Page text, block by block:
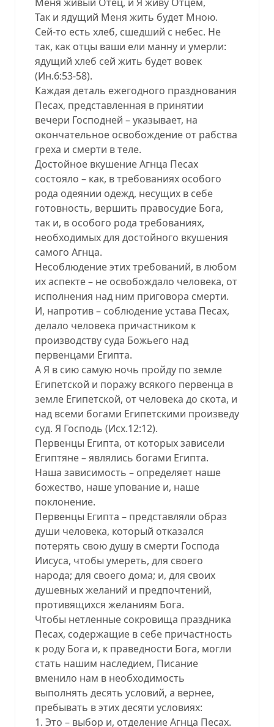
Так и ядущий Меня жить будет Мною.
Сей-то есть хлеб, сшедший с небес. Не
так, как отцы ваши ели манну и умерли:
ядущий хлеб сей жить будет вовек
(Ин.6:53-58).
Каждая деталь ежегодного празднования
Песах, представленная в принятии
вечери Господней – указывает, на
окончательное освобождение от рабства
греха и смерти в теле.
Достойное вкушение Агнца Песах
состояло – как, в требованиях особого
рода одеянии одежд, несущих в себе
готовность, вершить правосудие Бога,
так и, в особого рода требованиях,
необходимых для достойного вкушения
самого Агнца.
Несоблюдение этих требований, в любом
их аспекте – не освобождало человека, от
исполнения над ним приговора смерти.
И, напротив – соблюдение устава Песах,
делало человека причастником к
производству суда Божьего над
первенцами Египта.
А Я в сию самую ночь пройду по земле
Египетской и поражу всякого первенца в
земле Египетской, от человека до скота, и
над всеми богами Египетскими произведу
суд. Я Господь (Исх.12:12).
Первенцы Египта, от которых зависели
Египтяне – являлись богами Египта.
Наша зависимость – определяет наше
божество, наше упование и, наше
поклонение.
Первенцы Египта – представляли образ
души человека, который отказался
потерять свою душу в смерти Господа
Иисуса, чтобы умереть, для своего
народа; для своего дома; и, для своих
душевных желаний и предпочтений,
противящихся желаниям Бога.
Чтобы нетленные сокровища праздника
Песах, содержащие в себе причастность
к роду Бога и, к праведности Бога, могли
стать нашим наследием, Писание
вменило нам в необходимость
выполнять десять условий, а вернее,
пребывать в этих десяти условиях:
1. Это – выбор и, отделение Агнца Песах.